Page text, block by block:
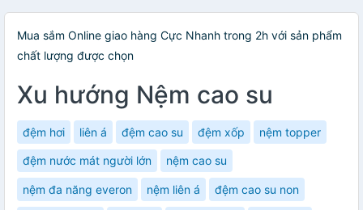
Mua sắm Online giao hàng Cực Nhanh trong 2h với sản phẩm
chất lượng được chọn
Xu hướng Nệm cao su
đệm hơi liên á đệm cao su đệm xốp nệm topper
đệm nước mát người lớn nệm cao su
nệm đa năng everon nệm liên á đệm cao su non